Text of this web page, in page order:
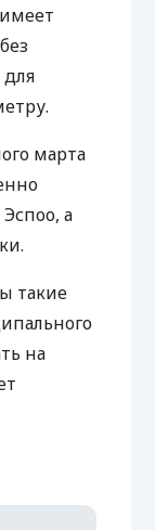
для
марта
а
такие
на